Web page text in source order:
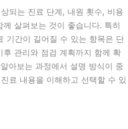
되는 진료 단계, 내원 횟수, 비용
살펴보는 것이 좋습니다. 특히
기간이 길어질 수 있는 항목은 단
관리와 점검 계획까지 함께 확
아보는 과정에서 설명 방식이 중
료 내용을 이해하고 선택할 수 있